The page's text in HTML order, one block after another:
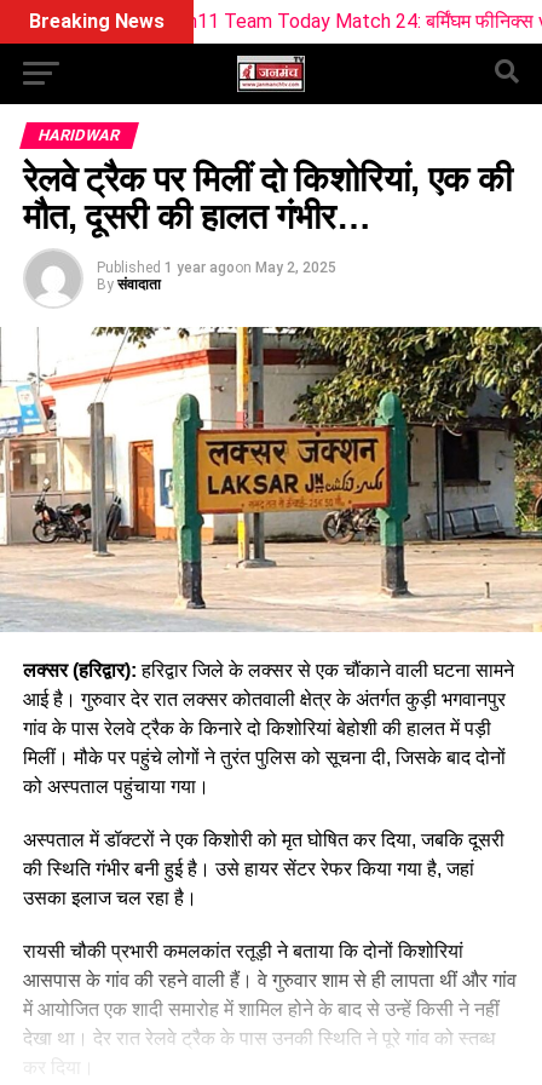
Breaking News
Team Today Match 24: बर्मिंघम फीनिक्स vs सनराइजर्स
HARIDWAR
रेलवे ट्रैक पर मिलीं दो किशोरियां, एक की
मौत, दूसरी की हालत गंभीर…
Published 1 year agoon May 2, 2025
By संवादाता
लक्सर (हरिद्वार):हरिद्वार जिले के लक्सर से एक चौंकाने वाली घटना सामने
आई है। गुरुवार देर रात लक्सर कोतवाली क्षेत्र के अंतर्गत कुड़ी भगवानपुर
गांव के पास रेलवे ट्रैक के किनारे दो किशोरियां बेहोशी की हालत में पड़ी
मिलीं। मौके पर पहुंचे लोगों ने तुरंत पुलिस को सूचना दी, जिसके बाद दोनों
को अस्पताल पहुंचाया गया।
अस्पताल में डॉक्टरों ने एक किशोरी को मृत घोषित कर दिया, जबकि दूसरी
की स्थिति गंभीर बनी हुई है। उसे हायर सेंटर रेफर किया गया है, जहां
उसका इलाज चल रहा है।
रायसी चौकी प्रभारी कमलकांत रतूड़ी ने बताया कि दोनों किशोरियां
आसपास के गांव की रहने वाली हैं। वे गुरुवार शाम से ही लापता थीं और गांव
में आयोजित एक शादी समारोह में शामिल होने के बाद से उन्हें किसी ने नहीं
देखा था। देर रात रेलवे ट्रैक के पास उनकी स्थिति ने पूरे गांव को स्तब्ध